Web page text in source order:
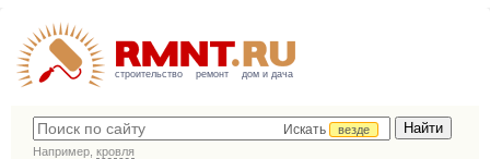
строительство ремонт дом и дача
Искать
везде
Например, кровля